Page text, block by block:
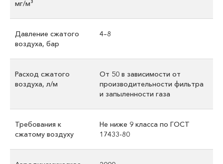
мг/м³
Давление сжатого
воздуха, бар
4–8
Расход сжатого
воздуха, л/м
От 50 в зависимости от
производительности фильтра
и запыленности газа
Требования к
сжатому воздуху
Не ниже 9 класса по ГОСТ
17433-80